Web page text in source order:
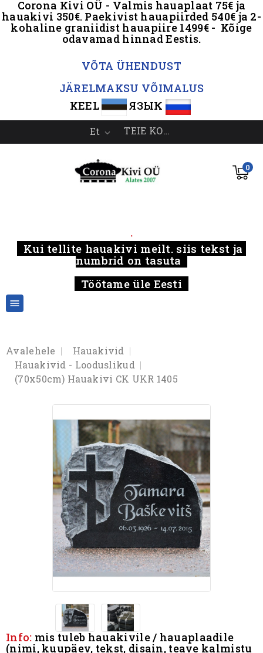
Corona Kivi OÜ - Valmis hauaplaat 75€ ja
hauakivi 350€. Paekivist hauapiirded 540€ ja 2-
kohaline graniidist hauapiire 1499€ - Kõige
odavamad hinnad Eestis.
VÕTA ÜHENDUST
JÄRELMAKSU VÕIMALUS
KEEL
ЯЗЫК
TEIE KONTO
Et 
0
.
Kui tellite hauakivi meilt, siis tekst ja
numbrid on tasuta
Töötame üle Eesti

Avalehele
Hauakivid
Hauakivid - Looduslikud
(70x50cm) Hauakivi CK UKR 1405
Info: mis tuleb hauakivile / hauaplaadile
(nimi, kuupäev, tekst, disain, teave kalmistu